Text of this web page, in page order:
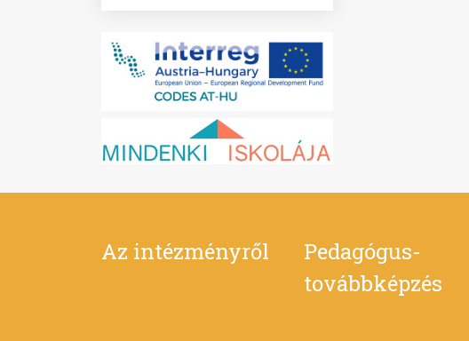
Az intézményről
Pedagógus-
továbbképzés